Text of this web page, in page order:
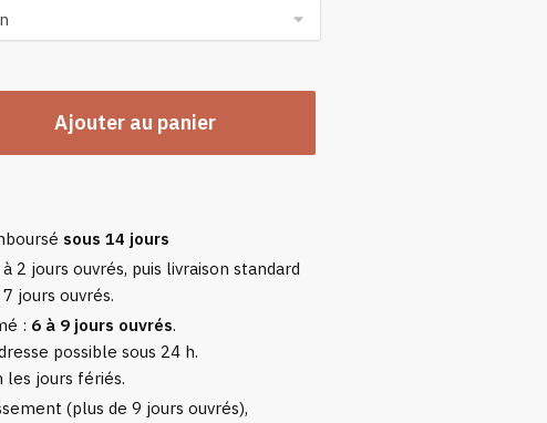
Ajouter au panier
sous 14 jours
2 jours ouvrés, puis livraison standard
jours ouvrés.
: 6 à 9 jours ouvrés.
possible sous 24 h.
les jours fériés.
(plus de 9 jours ouvrés),